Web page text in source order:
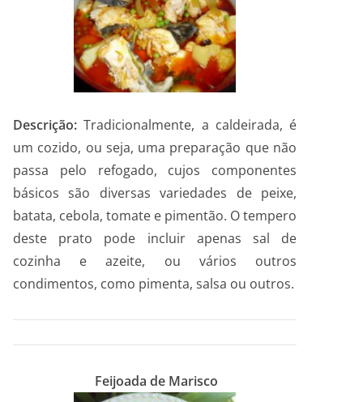
Descrição:Tradicionalmente, a caldeirada, é
um cozido, ou seja, uma preparação que não
passa pelo refogado, cujos componentes
básicos são diversas variedades de peixe,
batata, cebola, tomate e pimentão. O tempero
deste prato pode incluir apenas sal de
cozinha e azeite, ou vários outros
condimentos, como pimenta, salsa ou outros.
Feijoada de Marisco